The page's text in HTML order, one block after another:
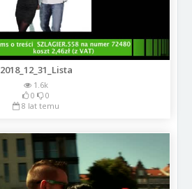
2018_12_31_Lista
1.6k
0
0
8 lat temu